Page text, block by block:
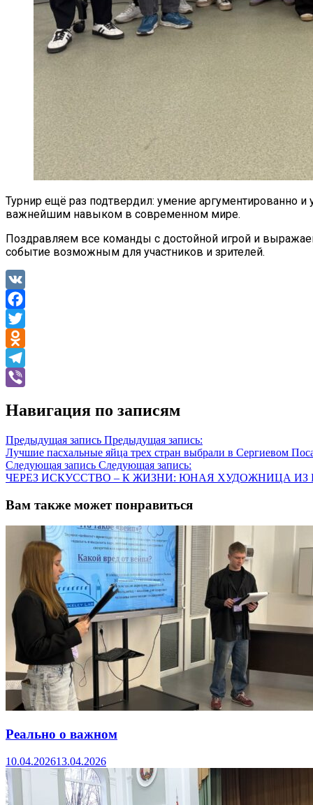
Турнир ещё раз подтвердил: умение аргументированно и
важнейшим навыком в современном мире.
Поздравляем все команды с достойной игрой и
событие возможным для участников и зрителей.
VK
Facebook
Twitter
Odnoklassniki
Telegram
Навигация по записям
Предыдущая запись Предыдущая запись:
Лучшие пасхальные яйца трех стран выбрали в Сергиевом
Следующая запись Следующая запись:
ЧЕРЕЗ ИСКУССТВО – К ЖИЗНИ: ЮНАЯ ХУДОЖНИЦА
Вам также может понравиться
Реально о важном
10.04.202613.04.2026